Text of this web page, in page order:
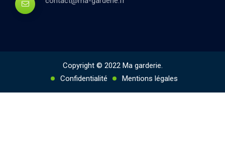
Copyright © 2022 Ma garderie.
Confidentialité
Mentions légales